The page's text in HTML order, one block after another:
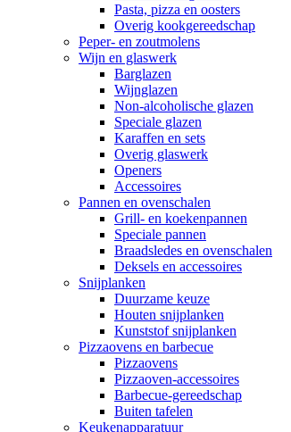
Pasta, pizza en oosters
Overig kookgereedschap
Peper- en zoutmolens
Wijn en glaswerk
Barglazen
Wijnglazen
Non-alcoholische glazen
Speciale glazen
Karaffen en sets
Overig glaswerk
Openers
Accessoires
Pannen en ovenschalen
Grill- en koekenpannen
Speciale pannen
Braadsledes en ovenschalen
Deksels en accessoires
Snijplanken
Duurzame keuze
Houten snijplanken
Kunststof snijplanken
Pizzaovens en barbecue
Pizzaovens
Pizzaoven-accessoires
Barbecue-gereedschap
Buiten tafelen
Keukenapparatuur